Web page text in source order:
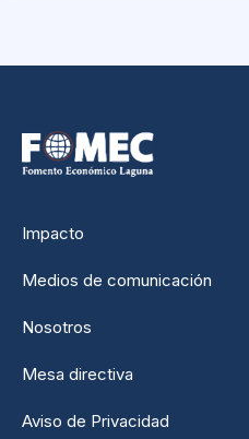
Impacto
Medios de comunicación
Nosotros
Mesa directiva
Aviso de Privacidad